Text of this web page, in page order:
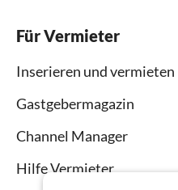
Für Vermieter
Inserieren und vermieten
Gastgebermagazin
Channel Manager
Hilfe Vermieter